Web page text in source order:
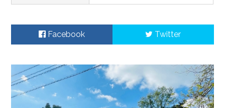
Facebook Twitter